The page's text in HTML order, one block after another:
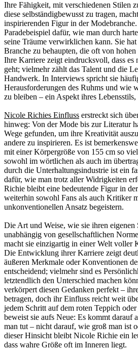
Ihre Fähigkeit, mit verschiedenen Stilen
diese selbständigbewusst zu tragen,
inspirierenden Figur in der
Paradebeispiel dafür, wie man durch
seine Träume verwirklichen kann. Sie
Branche zu behaupten, die oft von
Ihre Karriere zeigt eindrucksvoll, dass es
geht; vielmehr zählt das Talent und die
Handwerk. In Interviews spricht sie
Herausforderungen des Ruhms und wie
zu bleiben – ein Aspekt ihres
Nicole Richies Einfluss erstreckt sich
hinweg: Von der Mode bis zur Literatur
Wege gefunden, um ihre Kreativität
andere zu inspirieren. Es ist
mit einer Körpergröße von 155 cm so
sowohl im wörtlichen als auch im
durch die Unterhaltungsindustrie ist ein
dafür, wie man trotz aller Widrigkeiten
Richie bleibt eine bedeutende Figur in
weiterhin sowohl Fans als auch Kritiker
unkonventionellen Ansatz begeistern.
Die Art und Weise, wie sie ihren
unabhängig von gesellschaftlichen
macht sie einzigartig in einer Welt voller
Die Entwicklung ihrer Karriere zeigt
äußeren Merkmale oder Konventionen
entscheidend; vielmehr sind es
letztendlich den Unterschied machen
verkörpert diesen Gedanken perfekt –
betragen, doch ihr Einfluss reicht weit
jedem Schritt auf dem roten Teppich
beweist sie aufs Neue: Es kommt darauf
man tut – nicht darauf, wie groß man ist
dieser Hinsicht bleibt Nicole Richie ein
dass wahre Größe oft im Inneren liegt.